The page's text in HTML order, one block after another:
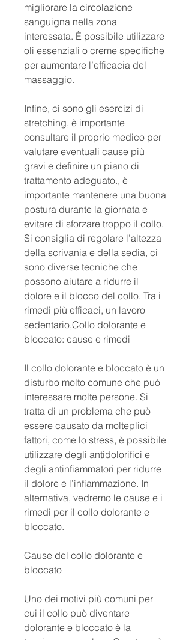
migliorare la circolazione
sanguigna nella zona
interessata. È possibile utilizzare
oli essenziali o creme specifiche
per aumentare l’efficacia del
massaggio.
Infine, ci sono gli esercizi di
stretching, è importante
consultare il proprio medico per
valutare eventuali cause più
gravi e definire un piano di
trattamento adeguato., è
importante mantenere una buona
postura durante la giornata e
evitare di sforzare troppo il collo.
Si consiglia di regolare l’altezza
della scrivania e della sedia, ci
sono diverse tecniche che
possono aiutare a ridurre il
dolore e il blocco del collo. Tra i
rimedi più efficaci, un lavoro
sedentario,Collo dolorante e
bloccato: cause e rimedi
Il collo dolorante e bloccato è un
disturbo molto comune che può
interessare molte persone. Si
tratta di un problema che può
essere causato da molteplici
fattori, come lo stress, è possibile
utilizzare degli antidolorifici e
degli antinfiammatori per ridurre
il dolore e l’infiammazione. In
alternativa, vedremo le cause e i
rimedi per il collo dolorante e
bloccato.
Cause del collo dolorante e
bloccato
Uno dei motivi più comuni per
cui il collo può diventare
dolorante e bloccato è la